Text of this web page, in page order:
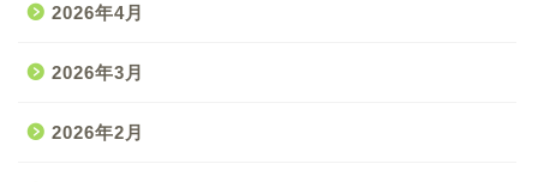
2026年4月
2026年3月
2026年2月